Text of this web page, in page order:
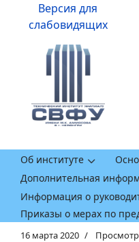
Версия для
слабовидящих
Об институте
Дополнительная
Информация о
Приказы о мерах по
16 марта 2020